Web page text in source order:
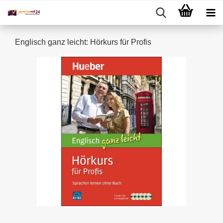
Englisch ganz leicht: Hörkurs für Profis